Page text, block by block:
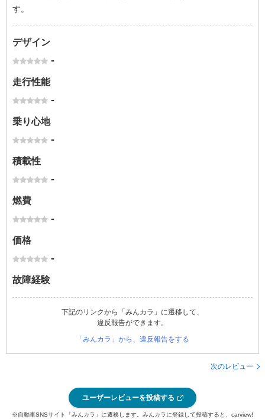
す。
デザイン
-
走行性能
-
乗り心地
-
積載性
-
燃費
-
価格
-
故障経験
下記のリンクから「みんカラ」に遷移して、
違反報告ができます。
「みんカラ」から、違反報告をする
次のレビュー
ユーザーレビューを投稿する
※自動車SNSサイト「みんカラ」に遷移します。みんカラに登録して投稿すると、carview!